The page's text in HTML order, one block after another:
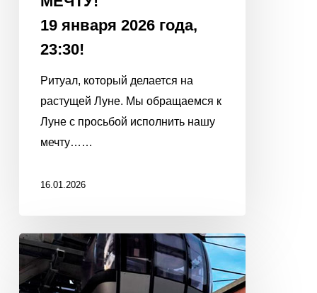
19 января 2026 года,
23:30!
Ритуал, который делается на
растущей Луне. Мы обращаемся к
Луне с просьбой исполнить нашу
мечту……
16.01.2026
С
Новым
2026